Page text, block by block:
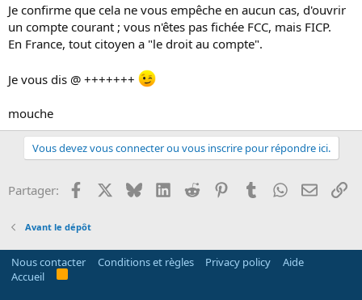
Je confirme que cela ne vous empêche en aucun cas, d'ouvrir
un compte courant ; vous n'êtes pas fichée FCC, mais FICP.
En France, tout citoyen a "le droit au compte".
Je vous dis @ +++++++
mouche
Vous devez vous connecter ou vous inscrire pour répondre ici.
Partager: Facebook BlueskyLinkedInReddit PinterestTumblrWhatsApp
Email
Avant le dépôt
Nous contacter Conditions et règles Privacy policy
Aide
Accueil